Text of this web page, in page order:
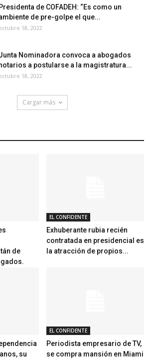
Presidenta de COFADEH: “Es como un
de pre-golpe el que...
18, 2022
Nominadora convoca a abogados
a postularse a la magistratura...
18, 2022
Cargar más
de
EL CONFIDENTE
Exhuberante rubia recién
contratada en presidencial es
la atracción de propios...
su
EL CONFIDENTE
Periodista empresario de TV,
se compra mansión en Miami